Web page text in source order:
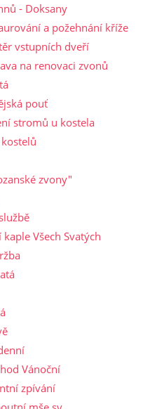
- Doksany
a požehnání kříže
vstupních dveří
na renovaci zvonů
pouť
stromů u kostela
zvony"
Všech Svatých
Vánoční
zpívání